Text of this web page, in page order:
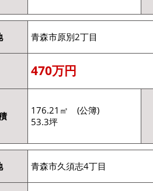
青森市原別2丁目
470万円
176.21㎡ (公簿)
53.3坪
青森市久須志4丁目